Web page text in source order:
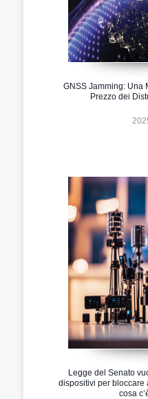
GNSS Jamming: Una
Prezzo dei
Legge del Senato
dispositivi per
cosa